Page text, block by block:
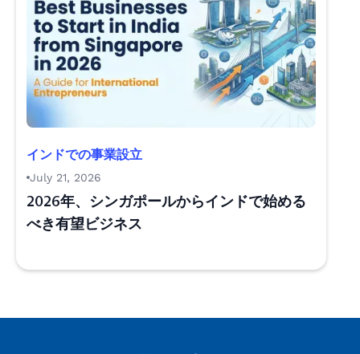
インドでの事業設立
July 21, 2026
2026年、シンガポールからインドで始める
べき有望ビジネス